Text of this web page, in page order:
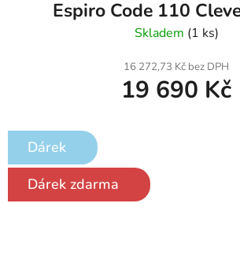
Espiro Code 110
Skladem (1 ks)
16 272,73 Kč bez DPH
19 690 Kč
Dárek
Dárek zdarma